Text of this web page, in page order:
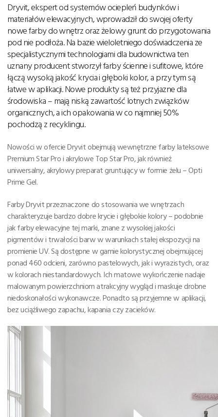
Dryvit, ekspert od systemów ociepleń budynków i
materiałów elewacyjnych, wprowadził do swojej oferty
nowe farby do wnętrz oraz żelowy grunt do przygotowania
pod nie podłoża. Na bazie wieloletniego doświadczenia ze
specjalistycznymi technologiami dla budownictwa ten
uznany producent stworzył farby ścienne i sufitowe, które
łączą wysoką jakość krycia i głęboki kolor, a przy tym są
łatwe w aplikacji. Nowe produkty są też przyjazne dla
środowiska – mają niską zawartość lotnych związków
organicznych, a ich opakowania w co najmniej 50%
pochodzą z recyklingu.
Nowości w ofercie Dryvit obejmują wewnętrzne farby lateksowe
Premium Star Pro i akrylowe Top Star Pro, jak również
uniwersalny, akrylowy preparat gruntujący w formie żelu – Opti
Prime Gel.
Farby Dryvit przeznaczone do stosowania we wnętrzach
charakteryzuje bardzo dobre krycie i głębokie kolory – podobnie
jak farby elewacyjne tej marki, znane z wysokiej jakości
pigmentów i trwałości barw w warunkach stałej ekspozycji na
promienie UV. Są dostępne w gamie kolorystycznej obejmującej
ponad 460 odcieni, zarówno pastelowych, jak i wyrazistych, oraz
w kolorach niestandardowych. Ich matowe wykończenie nadaje
malowanym powierzchniom atrakcyjny wygląd i maskuje drobne
niedoskonałości wykonawcze. Ponadto są przyjemne w aplikacji,
bez uciążliwego zapachu, kapania czy zacieków.